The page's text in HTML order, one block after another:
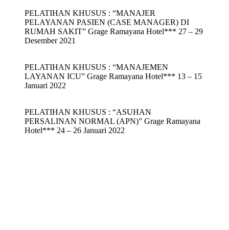
PELATIHAN KHUSUS : “MANAJER
PELAYANAN PASIEN (CASE MANAGER) DI
RUMAH SAKIT” Grage Ramayana Hotel*** 27 – 29
Desember 2021
PELATIHAN KHUSUS : “MANAJEMEN
LAYANAN ICU” Grage Ramayana Hotel*** 13 – 15
Januari 2022
PELATIHAN KHUSUS : “ASUHAN
PERSALINAN NORMAL (APN)” Grage Ramayana
Hotel*** 24 – 26 Januari 2022